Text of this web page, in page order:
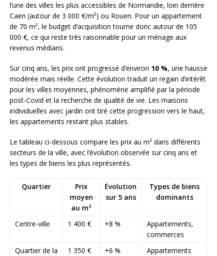
l’une des villes les plus accessibles de Normandie, loin derrière
Caen (autour de 3 000 €/m²) ou Rouen. Pour un appartement
de 70 m², le budget d’acquisition tourne donc autour de 105
000 €, ce qui reste très raisonnable pour un ménage aux
revenus médians.
Sur cinq ans, les prix ont progressé d’environ 10 %, une hausse
modérée mais réelle. Cette évolution traduit un regain d’intérêt
pour les villes moyennes, phénomène amplifié par la période
post-Covid et la recherche de qualité de vie. Les maisons
individuelles avec jardin ont tiré cette progression vers le haut,
les appartements restant plus stables.
Le tableau ci-dessous compare les prix au m² dans différents
secteurs de la ville, avec l’évolution observée sur cinq ans et
les types de biens les plus représentés.
Quartier
Prix
moyen
au m²
Évolution
sur 5 ans
Types de biens
dominants
Centre-ville 1 400 € +8 %
Appartements,
commerces
Quartier de la
1 350 € +6 %
Appartements